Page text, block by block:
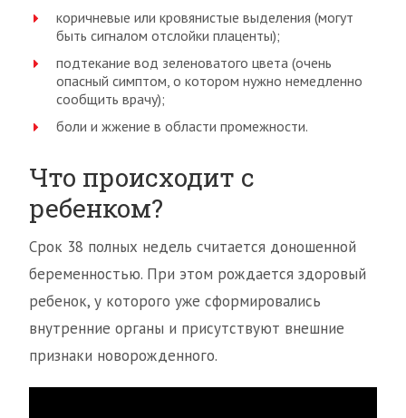
коричневые или кровянистые выделения (могут
быть сигналом отслойки плаценты);
подтекание вод зеленоватого цвета (очень
опасный симптом, о котором нужно немедленно
сообщить врачу);
боли и жжение в области промежности.
Что происходит с
ребенком?
Срок 38 полных недель считается доношенной
беременностью. При этом рождается здоровый
ребенок, у которого уже сформировались
внутренние органы и присутствуют внешние
признаки новорожденного.